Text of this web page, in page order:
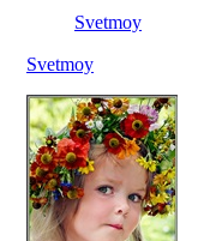
Svetmoy
Svetmoy